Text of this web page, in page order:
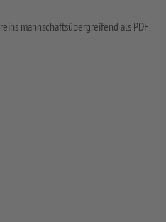
mannschaftsübergreifend als PDF